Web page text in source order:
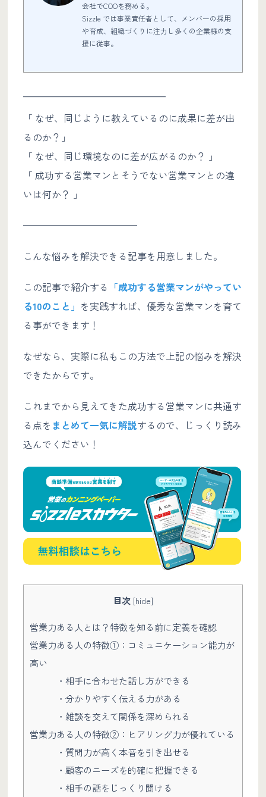
会社でCOOを務める。
Sizzle では事業責任者として、メンバーの採用
や育成、組織づくりに注力し多くの企業様の支
援に従事。
————————————
「 なぜ、同じように教えているのに成果に差が出
るのか？」
「 なぜ、同じ環境なのに差が広がるのか？ 」
「 成功する営業マンとそうでない営業マンとの違
いは何か？ 」
————————————
こんな悩みを解決できる記事を用意しました。
この記事で紹介する 「成功する営業マンがやってい
る10のこと」 を実践すれば、優秀な営業マンを育て
る事ができます！
なぜなら、実際に私もこの方法で上記の悩みを解決
できたからです。
これまでから見えてきた成功する営業マンに共通す
る点を まとめて一気に解説するので、じっくり読み
込んでください！
目次 [hide]
営業力ある人とは？特徴を知る前に定義を確認
営業力ある人の特徴①：コミュニケーション能力が
高い
・相手に合わせた話し方ができる
・分かりやすく伝える力がある
・雑談を交えて関係を深められる
営業力ある人の特徴②：ヒアリング力が優れている
・質問力が高く本音を引き出せる
・顧客のニーズを的確に把握できる
・相手の話をじっくり聞ける